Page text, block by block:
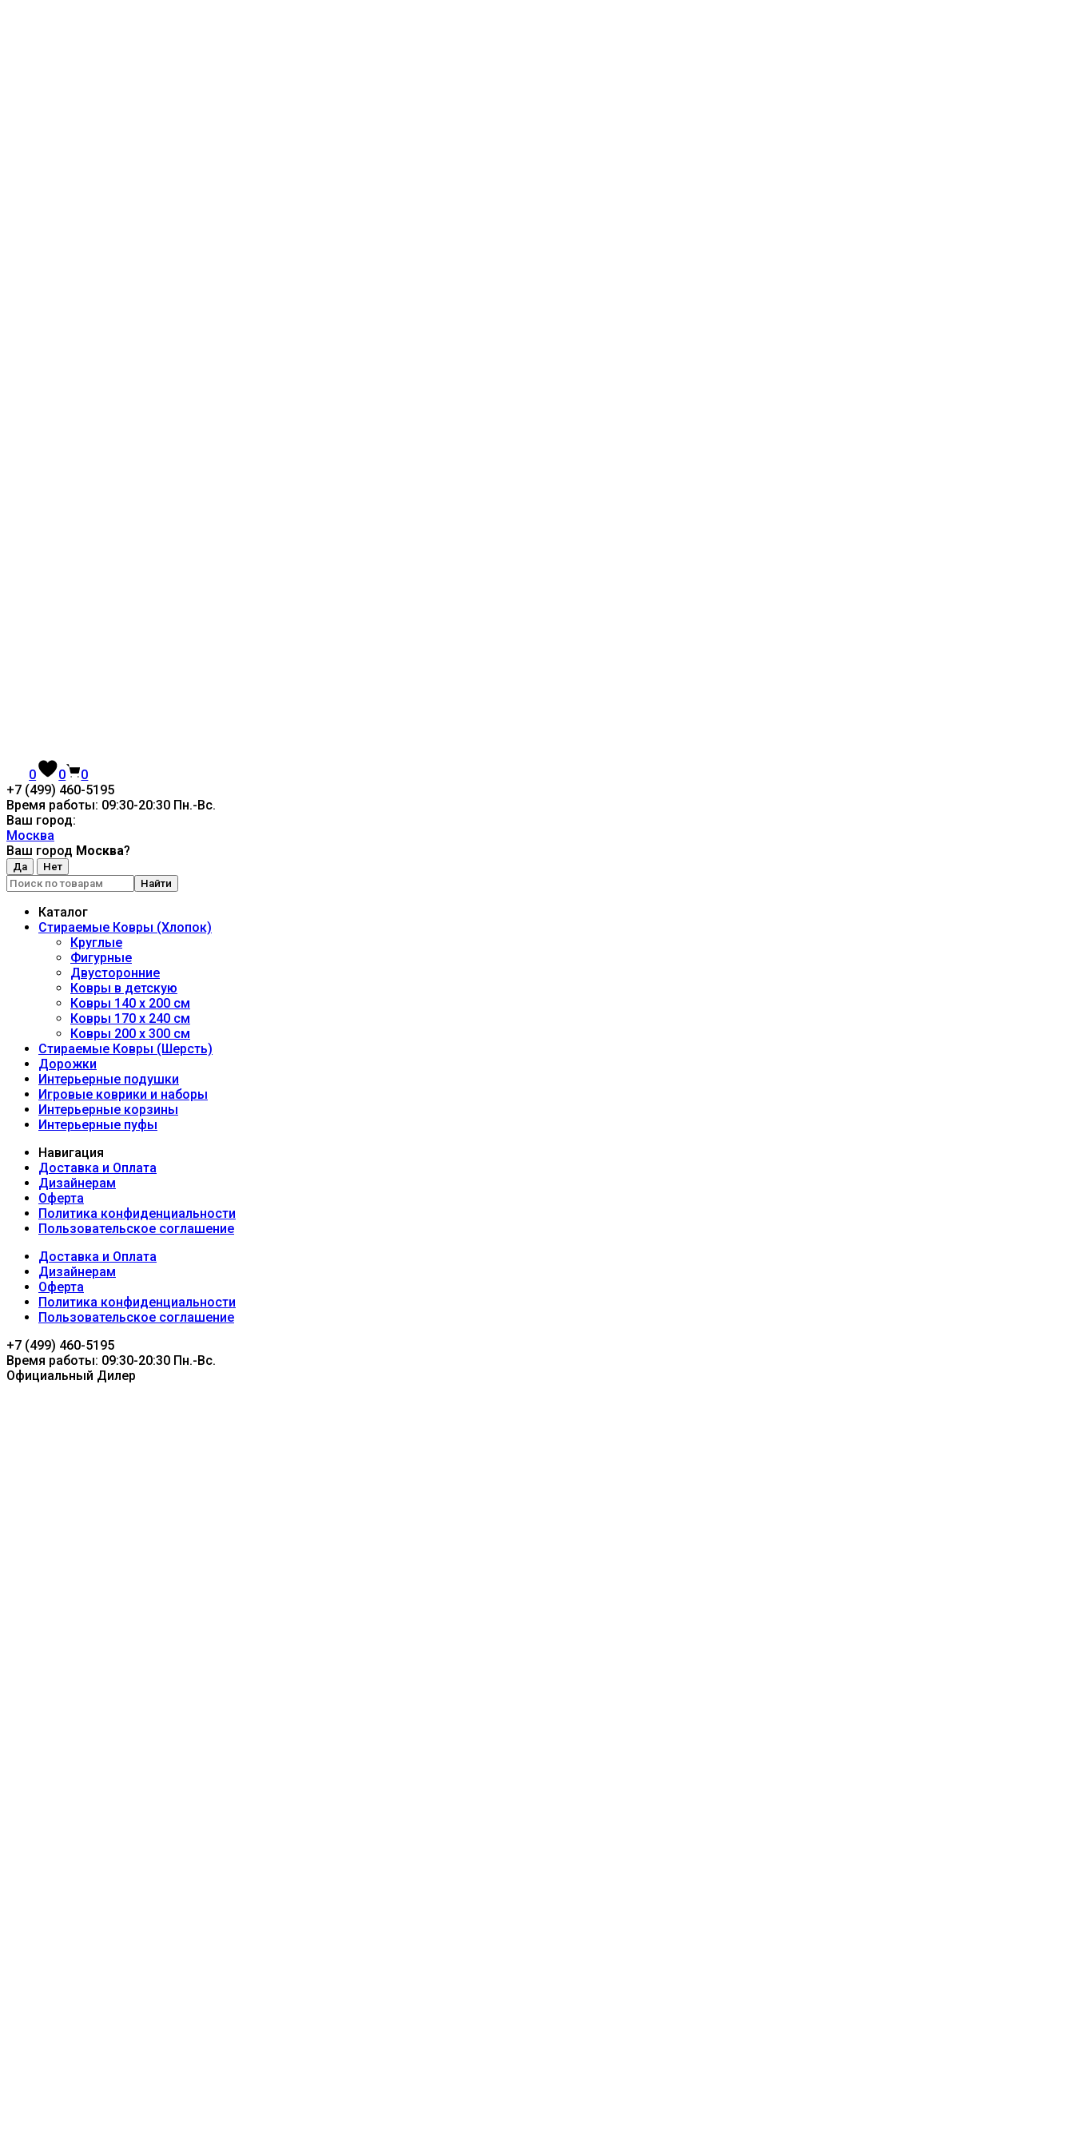
0 0
0
+7 (499) 460-5195
Время работы: 09:30-20:30 Пн.-Вc.
Ваш город:
Москва
Ваш город Москва?
Найти
Каталог
Стираемые Ковры (Хлопок)
Круглые
Фигурные
Двусторонние
Ковры в детскую
Ковры 140 x 200 см
Ковры 170 x 240 см
Ковры 200 x 300 см
Стираемые Ковры (Шерсть)
Дорожки
Интерьерные подушки
Игровые коврики и наборы
Интерьерные корзины
Интерьерные пуфы
Навигация
Доставка и Оплата
Дизайнерам
Оферта
Политика конфиденциальности
Пользовательское соглашение
Доставка и Оплата
Дизайнерам
Оферта
Политика конфиденциальности
Пользовательское соглашение
+7 (499) 460-5195
Время работы: 09:30-20:30 Пн.-Вc.
Официальный Дилер